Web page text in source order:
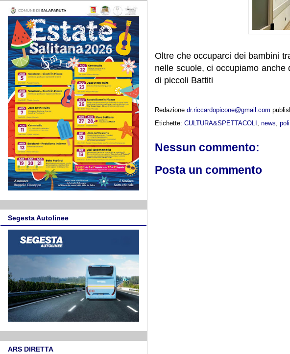
Oltre che occuparci dei bambini
nelle scuole, ci occupiamo
di piccoli Battiti
Redazione dr.riccardopicone@gmail.com
Etichette: CULTURA&SPETTACOLI news
Nessun commento:
Posta un commento
Segesta Autolinee
ARS DIRETTA